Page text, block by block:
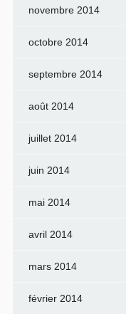
novembre 2014
octobre 2014
septembre 2014
août 2014
juillet 2014
juin 2014
mai 2014
avril 2014
mars 2014
février 2014